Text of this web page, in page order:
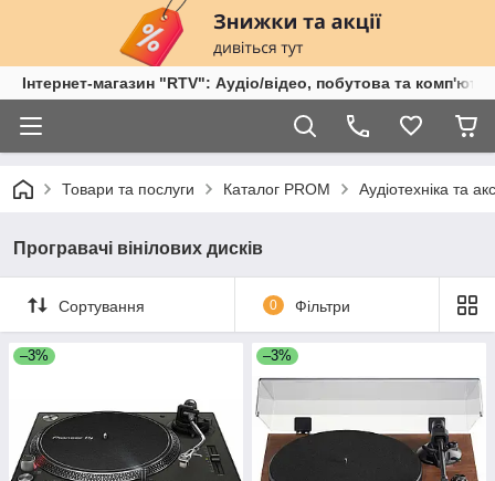
Інтернет-магазин "RTV": Аудіо/відео, побутова та
Товари та послуги Каталог PROM Аудіотехніка та
Програвачі вінілових дисків
Сортування 0 Фільтри
–3% –3%